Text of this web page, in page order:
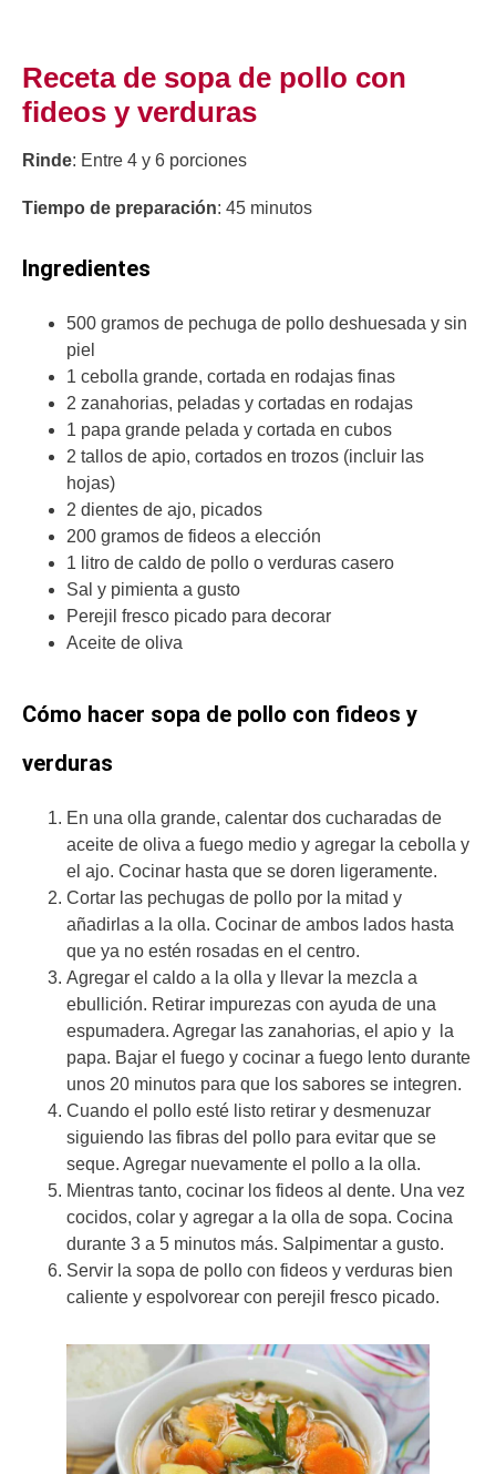
Receta de sopa de pollo con
fideos y verduras
Rinde: Entre 4 y 6 porciones
Tiempo de preparación: 45 minutos
Ingredientes
500 gramos de pechuga de pollo deshuesada y sin
piel
1 cebolla grande, cortada en rodajas finas
2 zanahorias, peladas y cortadas en rodajas
1 papa grande pelada y cortada en cubos
2 tallos de apio, cortados en trozos (incluir las
hojas)
2 dientes de ajo, picados
200 gramos de fideos a elección
1 litro de caldo de pollo o verduras casero
Sal y pimienta a gusto
Perejil fresco picado para decorar
Aceite de oliva
Cómo hacer sopa de pollo con fideos y
verduras
En una olla grande, calentar dos cucharadas de
aceite de oliva a fuego medio y agregar la cebolla y
el ajo. Cocinar hasta que se doren ligeramente.
Cortar las pechugas de pollo por la mitad y
añadirlas a la olla. Cocinar de ambos lados hasta
que ya no estén rosadas en el centro.
Agregar el caldo a la olla y llevar la mezcla a
ebullición. Retirar impurezas con ayuda de una
espumadera. Agregar las zanahorias, el apio y la
papa. Bajar el fuego y cocinar a fuego lento durante
unos 20 minutos para que los sabores se integren.
Cuando el pollo esté listo retirar y desmenuzar
siguiendo las fibras del pollo para evitar que se
seque. Agregar nuevamente el pollo a la olla.
Mientras tanto, cocinar los fideos al dente. Una vez
cocidos, colar y agregar a la olla de sopa. Cocina
durante 3 a 5 minutos más. Salpimentar a gusto.
Servir la sopa de pollo con fideos y verduras bien
caliente y espolvorear con perejil fresco picado.